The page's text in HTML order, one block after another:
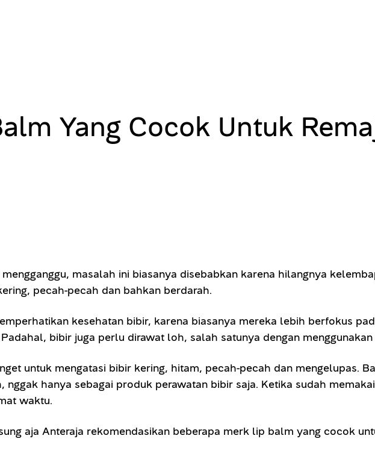
Yang Cocok Untuk
masalah ini biasanya disebabkan karena hilangnya
pecah-pecah dan bahkan berdarah.
kesehatan bibir, karena biasanya mereka lebih berfokus
bibir juga perlu dirawat loh, salah satunya dengan
untuk mengatasi bibir kering, hitam, pecah-pecah dan mengelupas.
nggak hanya sebagai produk perawatan bibir saja. Ketika sudah
waktu.
aja Anteraja rekomendasikan beberapa merk lip balm yang cocok